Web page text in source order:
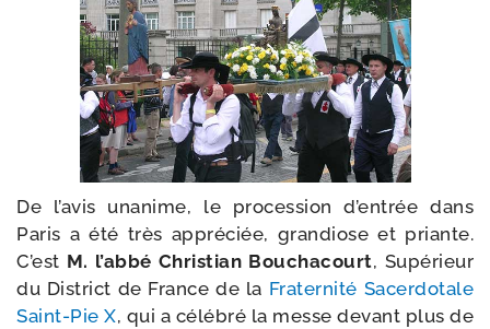
De l’a­vis una­nime, le pro­ces­sion d’en­trée dans
Paris a été très appré­ciée, gran­diose et priante.
C’est M. l’ab­bé Christian Bouchacourt, Supérieur
du District de France de la Fraternité Sacerdotale
Saint-​Pie X, qui a célé­bré la messe devant plus de